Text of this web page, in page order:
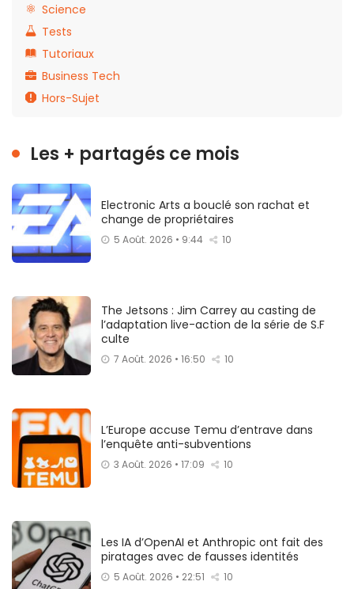
Science
Tests
Tutoriaux
Business Tech
Hors-Sujet
Les + partagés ce mois
Electronic Arts a bouclé son rachat et
change de propriétaires
5 Août. 2026 • 9:44 10
The Jetsons : Jim Carrey au casting de
l’adaptation live-action de la série de S.F
culte
7 Août. 2026 • 16:50 10
L’Europe accuse Temu d’entrave dans
l’enquête anti-subventions
3 Août. 2026 • 17:09 10
Les IA d’OpenAI et Anthropic ont fait des
piratages avec de fausses identités
5 Août. 2026 • 22:51 10